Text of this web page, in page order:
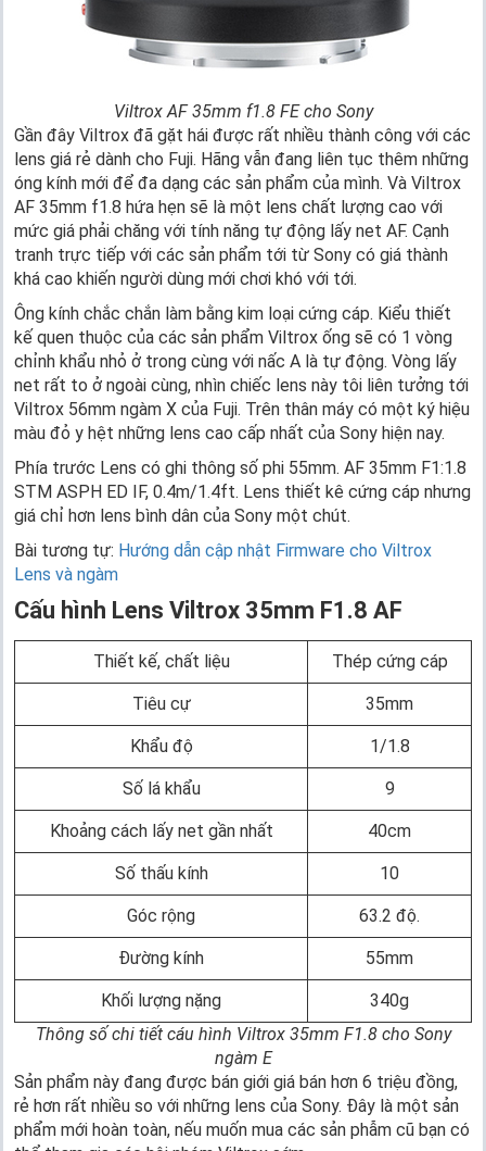
Viltrox AF 35mm f1.8 FE cho Sony
Gần đây Viltrox đã gặt hái được rất nhiều thành công với các
lens giá rẻ dành cho Fuji. Hãng vẫn đang liên tục thêm những
óng kính mới để đa dạng các sản phẩm của mình. Và Viltrox
AF 35mm f1.8 hứa hẹn sẽ là một lens chất lượng cao với
mức giá phải chăng với tính năng tự động lấy net AF. Cạnh
tranh trực tiếp với các sản phẩm tới từ Sony có giá thành
khá cao khiến người dùng mới chơi khó với tới.
Ông kính chắc chắn làm bằng kim loại cứng cáp. Kiểu thiết
kế quen thuộc của các sản phẩm Viltrox ống sẽ có 1 vòng
chỉnh khẩu nhỏ ở trong cùng với nấc A là tự động. Vòng lấy
net rất to ở ngoài cùng, nhìn chiếc lens này tôi liên tưởng tới
Viltrox 56mm ngàm X của Fuji. Trên thân máy có một ký hiệu
màu đỏ y hệt những lens cao cấp nhất của Sony hiện nay.
Phía trước Lens có ghi thông số phi 55mm. AF 35mm F1:1.8
STM ASPH ED IF, 0.4m/1.4ft. Lens thiết kê cứng cáp nhưng
giá chỉ hơn lens bình dân của Sony một chút.
Bài tương tự: Hướng dẫn cập nhật Firmware cho Viltrox
Lens và ngàm
Cấu hình Lens Viltrox 35mm F1.8 AF
Thiết kế, chất liệu Thép cứng cáp
Tiêu cự 35mm
Khẩu độ 1/1.8
Số lá khẩu 9
Khoảng cách lấy net gần nhất 40cm
Số thấu kính 10
Góc rộng 63.2 độ.
Đường kính 55mm
Khối lượng nặng
340g
Thông số chi tiết cáu hình Viltrox 35mm F1.8 cho Sony
ngàm E
Sản phẩm này đang được bán giới giá bán hơn 6 triệu đồng,
rẻ hơn rất nhiều so với những lens của Sony. Đây là một sản
phẩm mới hoàn toàn, nếu muốn mua các sản phẫm cũ bạn có